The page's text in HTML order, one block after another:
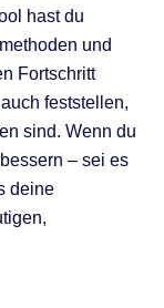
hast du
und
Fortschritt
feststellen,
sind. Wenn du
– sei es
deine